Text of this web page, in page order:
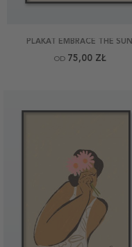
PLAKAT EMBRACE THE SUN
OD 75,00 ZŁ